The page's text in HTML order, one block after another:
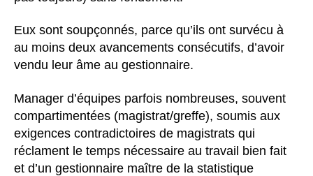
Eux sont soupçonnés, parce qu’ils ont survécu à
au moins deux avancements consécutifs, d’avoir
vendu leur âme au gestionnaire.
Manager d’équipes parfois nombreuses, souvent
compartimentées (magistrat/greffe), soumis aux
exigences contradictoires de magistrats qui
réclament le temps nécessaire au travail bien fait
et d’un gestionnaire maître de la statistique